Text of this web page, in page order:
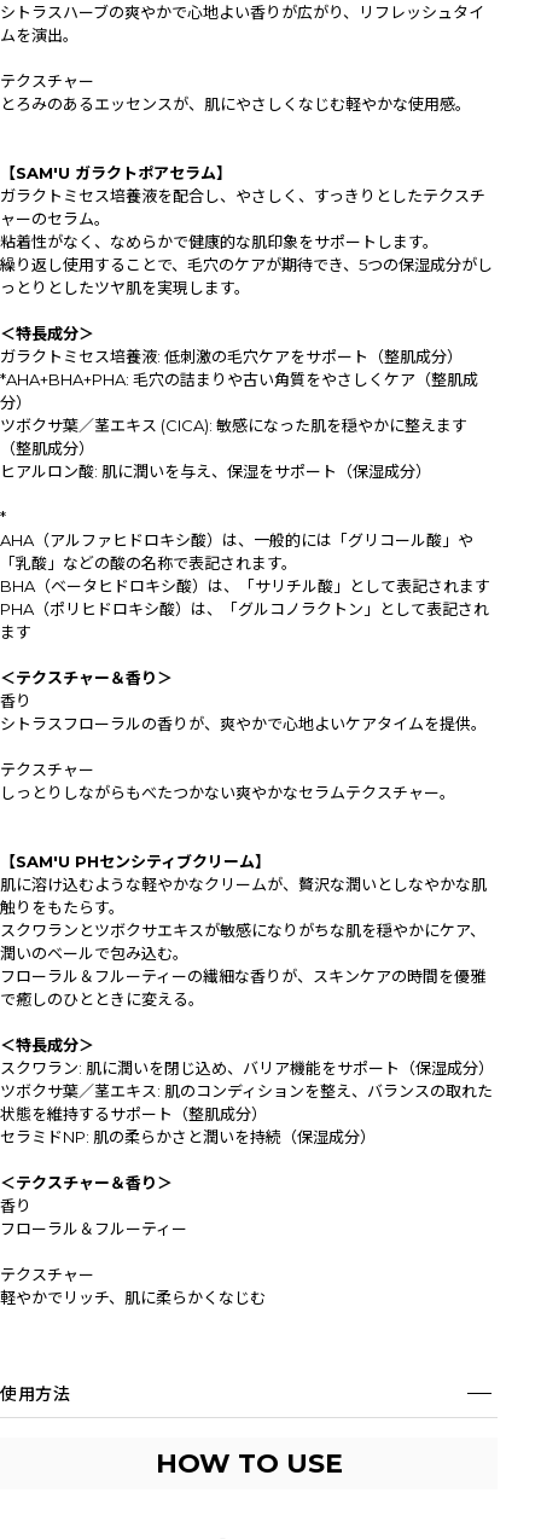
シトラスハーブの爽やかで心地よい香りが広がり、リフレッシュタイ
ムを演出。
テクスチャー
とろみのあるエッセンスが、肌にやさしくなじむ軽やかな使用感。
【SAM'U ガラクトポアセラム】
ガラクトミセス培養液を配合し、やさしく、すっきりとしたテクスチ
ャーのセラム。
粘着性がなく、なめらかで健康的な肌印象をサポートします。
繰り返し使用することで、毛穴のケアが期待でき、5つの保湿成分がし
っとりとしたツヤ肌を実現します。
＜特長成分＞
ガラクトミセス培養液: 低刺激の毛穴ケアをサポート（整肌成分）
*AHA+BHA+PHA: 毛穴の詰まりや古い角質をやさしくケア（整肌成
分）
ツボクサ葉／茎エキス (CICA): 敏感になった肌を穏やかに整えます
（整肌成分）
ヒアルロン酸: 肌に潤いを与え、保湿をサポート（保湿成分）
*
AHA（アルファヒドロキシ酸）は、一般的には「グリコール酸」や
「乳酸」などの酸の名称で表記されます。
BHA（ベータヒドロキシ酸）は、「サリチル酸」として表記されます
PHA（ポリヒドロキシ酸）は、「グルコノラクトン」として表記され
ます
＜テクスチャー＆香り＞
香り
シトラスフローラルの香りが、爽やかで心地よいケアタイムを提供。
テクスチャー
しっとりしながらもべたつかない爽やかなセラムテクスチャー。
【SAM'U PHセンシティブクリーム】
肌に溶け込むような軽やかなクリームが、贅沢な潤いとしなやかな肌
触りをもたらす。
スクワランとツボクサエキスが敏感になりがちな肌を穏やかにケア、
潤いのベールで包み込む。
フローラル＆フルーティーの繊細な香りが、スキンケアの時間を優雅
で癒しのひとときに変える。
＜特長成分＞
スクワラン: 肌に潤いを閉じ込め、バリア機能をサポート（保湿成分）
ツボクサ葉／茎エキス: 肌のコンディションを整え、バランスの取れた
状態を維持するサポート（整肌成分）
セラミドNP: 肌の柔らかさと潤いを持続（保湿成分）
＜テクスチャー＆香り＞
香り
フローラル＆フルーティー
テクスチャー
軽やかでリッチ、肌に柔らかくなじむ
使用方法
HOW TO USE